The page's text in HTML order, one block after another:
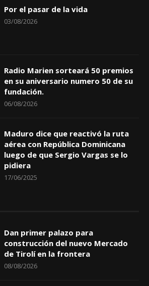
Por el pasar de la vida
03/08/2026
Radio Marien sorteará 50 premios
en su aniversario numero 50 de su
fundación.
06/08/2026
Maduro dice que reactivó la ruta
aérea con República Dominicana
luego de que Sergio Vargas se lo
pidiera
17/06/2025
Dan primer palazo para
construcción del nuevo Mercado
de Tirolí en la frontera
08/08/2026